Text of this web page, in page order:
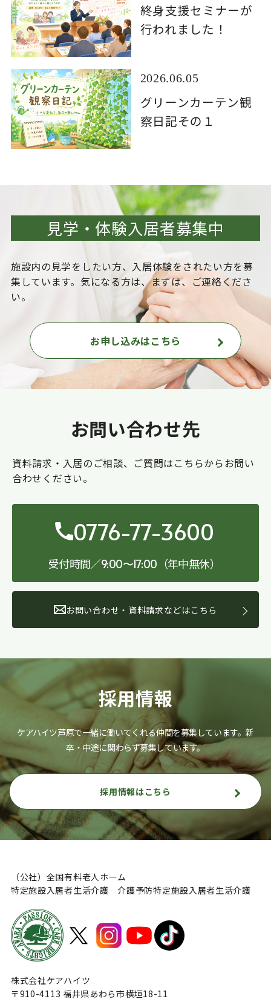
終身支援セミナーが
行われました！
2026.06.05
グリーンカーテン観
察日記その１
見学・体験入居者募集中
施設内の見学をしたい方、入居体験をされたい方を募
集しています。気になる方は、まずは、ご連絡くださ
い。
お申し込みはこちら
お問い合わせ先
資料請求・入居のご相談、ご質問はこちらからお問い
合わせください。
0776-77-3600
受付時間／9:00〜17:00 （年中無休）
お問い合わせ・資料請求などはこちら
採用情報
ケアハイツ芦原で一緒に働いてくれる仲間を募集しています。新
卒・中途に関わらず募集しています。
採用情報はこちら
（公社）全国有料老人ホーム
特定施設入居者生活介護 介護予防特定施設入居者生活介護
株式会社ケアハイツ
〒910-4113 福井県あわら市横垣18-11